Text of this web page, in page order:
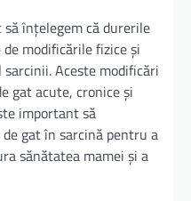
înțelegem că durerile
modificările fizice și
Aceste modificări
gat acute, cronice și
important să
gat în sarcină pentru a
sănătatea mamei și a